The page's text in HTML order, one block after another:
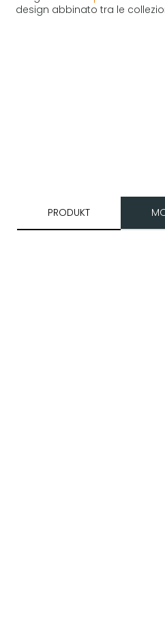
design abbinato tra le
PRODUKT